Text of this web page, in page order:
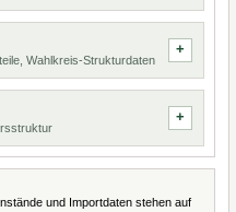
Wahlkreis-Strukturdaten
und Importdaten stehen auf